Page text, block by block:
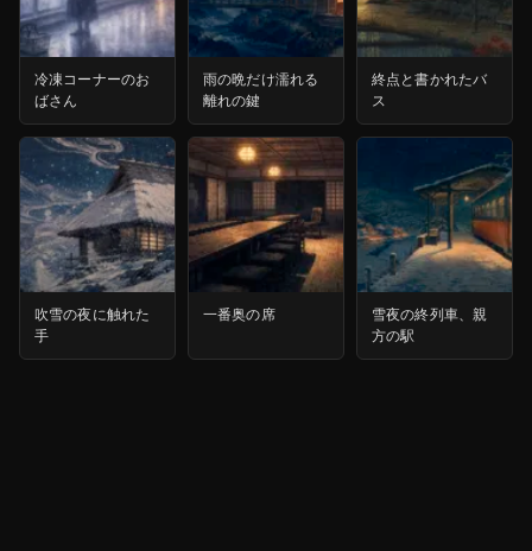
冷凍コーナーのお
ばさん
雨の晩だけ濡れる
離れの鍵
終点と書かれたバ
ス
吹雪の夜に触れた
手
一番奥の席
雪夜の終列車、親
方の駅